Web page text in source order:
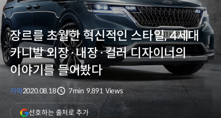
장르를 초월한 혁신적인 스타일, 4세대
카니발 외장·내장·컬러 디자이너의
이야기를 들어봤다
기아2020.08.18
분량
7min
조회수
9,891 Views
선호하는 출처로 추가(새